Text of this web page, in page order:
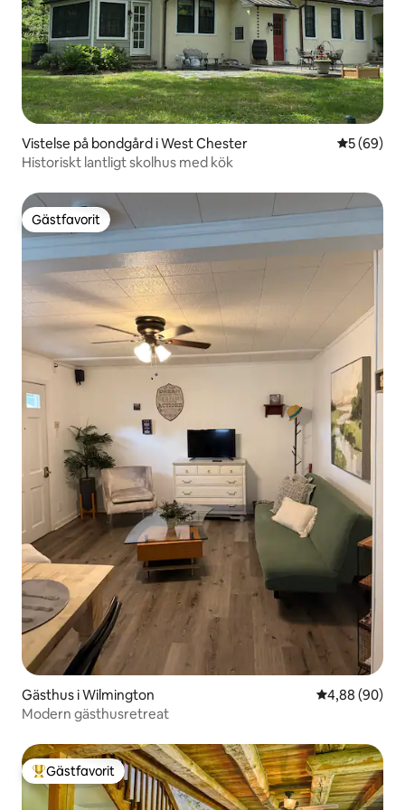
Vistelse på bondgård i West Chester 5 av 5 i
5 (69)
Historiskt lantligt skolhus med kök
Gästfavorit
Gästfavorit
Gästhus i Wilmington 4,88 av 5 i
4,88 (90)
Modern gästhusretreat
Populär gästfavorit
Gästfavorit